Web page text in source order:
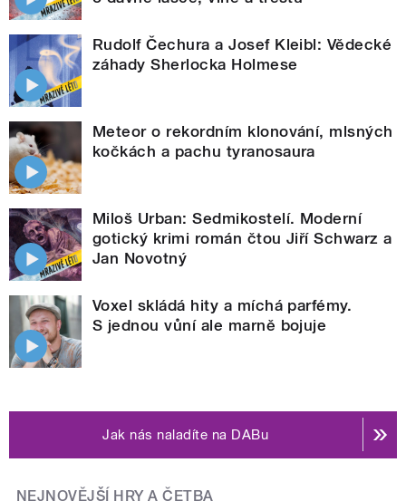
Rudolf Čechura a Josef Kleibl: Vědecké
záhady Sherlocka Holmese
Meteor o rekordním klonování, mlsných
kočkách a pachu tyranosaura
Miloš Urban: Sedmikostelí. Moderní
gotický krimi román čtou Jiří Schwarz a
Jan Novotný
Voxel skládá hity a míchá parfémy.
S jednou vůní ale marně bojuje
Jak nás naladíte na DABu
NEJNOVĚJŠÍ HRY A ČETBA